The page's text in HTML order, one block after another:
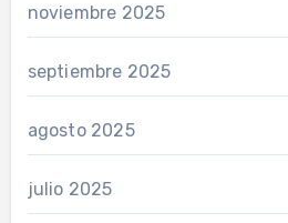
noviembre 2025
septiembre 2025
agosto 2025
julio 2025